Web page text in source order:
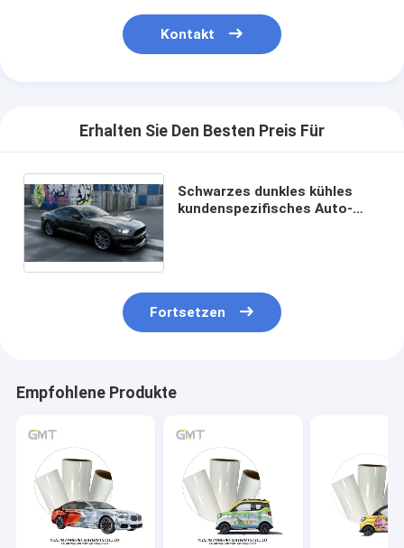
Kontakt
Erhalten Sie Den Besten Preis Für
Schwarzes dunkles kühles
kundenspezifisches Auto-
Fortsetzen
Empfohlene Produkte